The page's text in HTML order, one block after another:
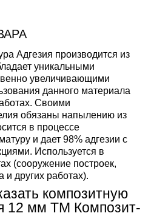
Адгезия производится из
уникальными
увеличивающими
данного материала
Своими
обязаны напылению из
в процессе
и дает 98% адгезии с
Используется в
(сооружение построек,
и других работах).
композитную
12 мм ТМ Композит-